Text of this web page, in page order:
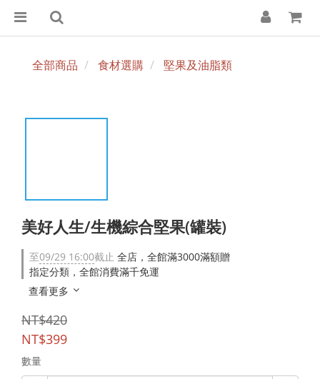
全部商品 食材選購 堅果及油脂類
美好人生/生機綜合堅果(罐裝)
至09/29 16:00截止 全店，全館滿3000滿額贈
指定分類，全館消費滿千免運
查看更多
NT$420
NT$399
數量